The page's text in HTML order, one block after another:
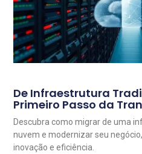
De Infraestrutura
Primeiro Passo da
Descubra como migrar de uma
nuvem e modernizar seu
inovação e eficiência.